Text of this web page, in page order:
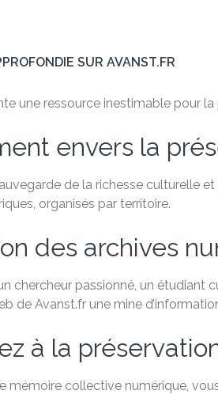
SUR AVANST.FR
une ressource inestimable pour
envers la
de la richesse culturelle
organisés par territoire.
des archives
chercheur passionné, un étudiant
de Avanst.fr une mine
à la
mémoire collective numérique,